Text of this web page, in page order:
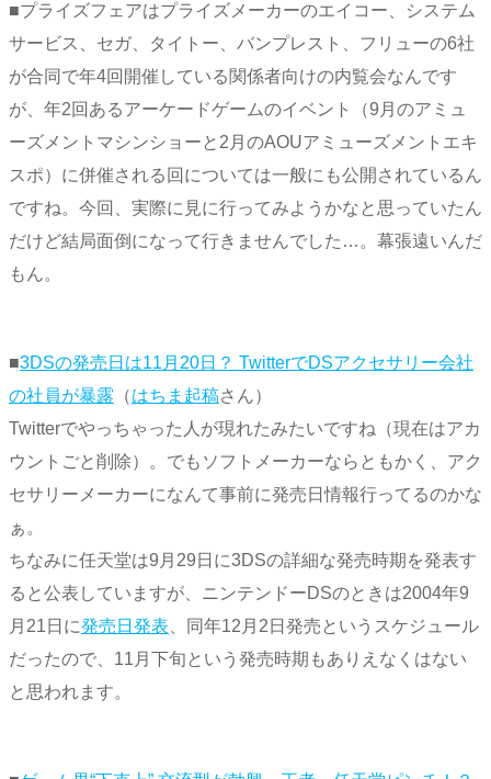
■プライズフェアはプライズメーカーのエイコー、システム
サービス、セガ、タイトー、バンプレスト、フリューの6社
が合同で年4回開催している関係者向けの内覧会なんです
が、年2回あるアーケードゲームのイベント（9月のアミュ
ーズメントマシンショーと2月のAOUアミューズメントエキ
スポ）に併催される回については一般にも公開されているん
ですね。今回、実際に見に行ってみようかなと思っていたん
だけど結局面倒になって行きませんでした…。幕張遠いんだ
もん。
■3DSの発売日は11月20日？ TwitterでDSアクセサリー会社
の社員が暴露 （はちま起稿さん）
Twitterでやっちゃった人が現れたみたいですね（現在はアカ
ウントごと削除）。でもソフトメーカーならともかく、アク
セサリーメーカーになんて事前に発売日情報行ってるのかな
ぁ。
ちなみに任天堂は9月29日に3DSの詳細な発売時期を発表す
ると公表していますが、ニンテンドーDSのときは2004年9
月21日に発売日発表 、同年12月2日発売というスケジュール
だったので、11月下旬という発売時期もありえなくはない
と思われます。